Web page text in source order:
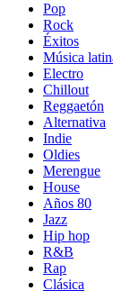
Pop
Rock
Éxitos
Música
Electro
Chillout
Reggaetón
Alternativa
Indie
Oldies
Merengue
House
Años 80
Jazz
Hip hop
R&B
Rap
Clásica